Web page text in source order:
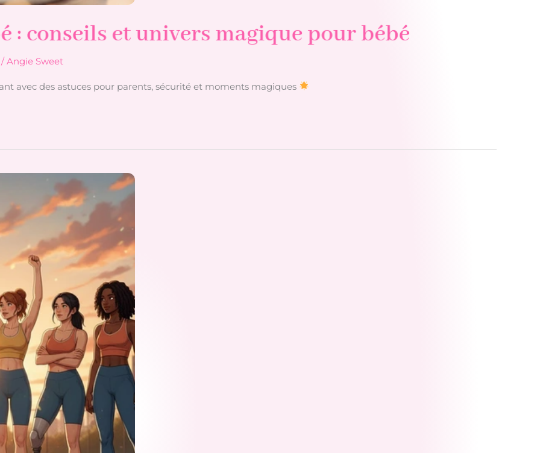
: conseils et univers magique pour bébé
/Angie Sweet
avec des astuces pour parents, sécurité et moments magiques